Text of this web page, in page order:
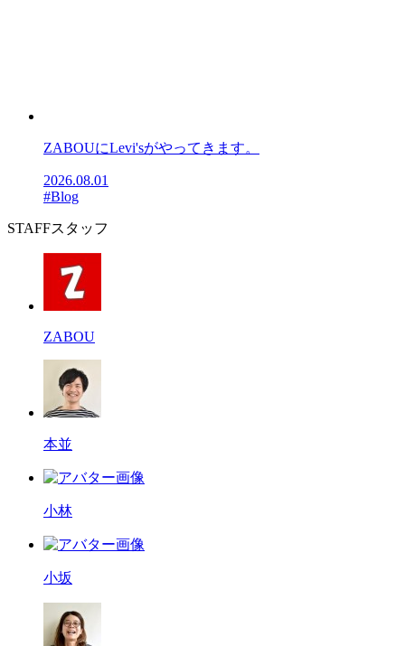
ZABOUにLevi'sがやってきます。
2026.08.01
#Blog
STAFFスタッフ
ZABOU
本並
小林
小坂